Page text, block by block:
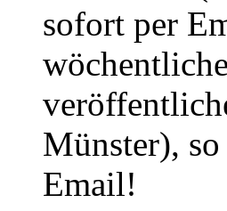
sofort per
Münster),
Email!